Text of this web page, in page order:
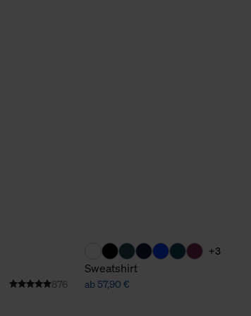
876
+3
Sweatshirt
ab 57,90 €